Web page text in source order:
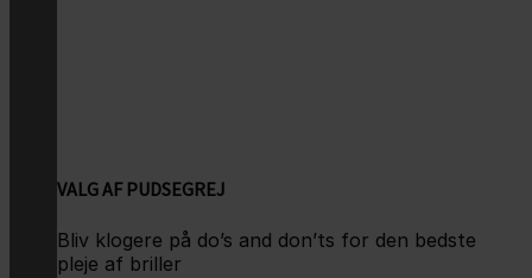
VALG AF PUDSEGREJ
Bliv klogere på do’s and don’ts for den bedste
pleje af briller